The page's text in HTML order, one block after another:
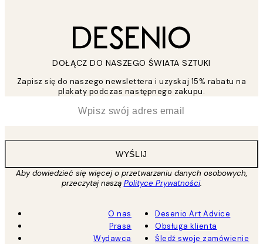
DOŁĄCZ DO NASZEGO ŚWIATA SZTUKI
Zapisz się do naszego newslettera i uzyskaj 15% rabatu na
plakaty podczas następnego zakupu.
WYŚLIJ
Aby dowiedzieć się więcej o przetwarzaniu danych osobowych,
przeczytaj naszą Polityce Prywatności.
O nas
Prasa
Wydawca
Desenio Art Advice
Obsługa klienta
Śledź swoje zamówienie